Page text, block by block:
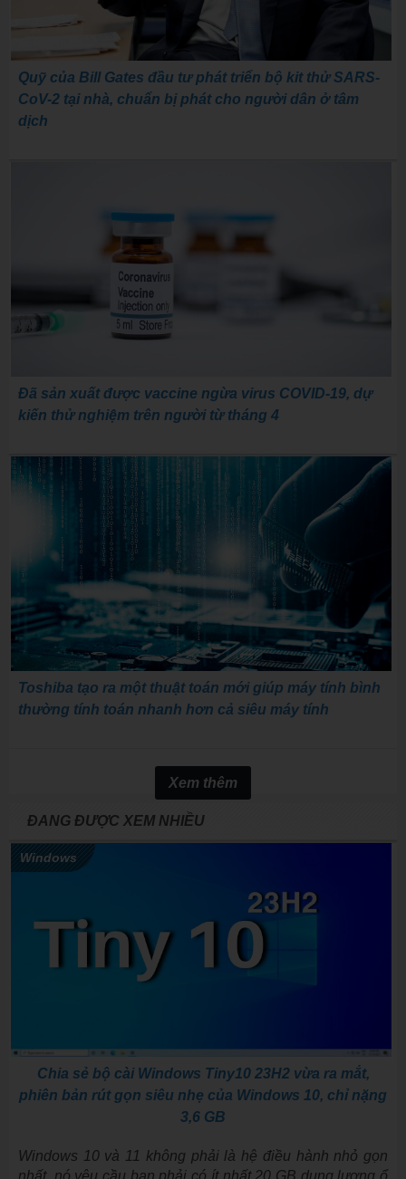
Quỹ của Bill Gates đầu tư phát triển bộ kit thử SARS-
CoV-2 tại nhà, chuẩn bị phát cho người dân ở tâm
dịch
Đã sản xuất được vaccine ngừa virus COVID-19, dự
kiến thử nghiệm trên người từ tháng 4
Toshiba tạo ra một thuật toán mới giúp máy tính bình
thường tính toán nhanh hơn cả siêu máy tính
Xem thêm
ĐANG ĐƯỢC XEM NHIỀU
Windows
Chia sẻ bộ cài Windows Tiny10 23H2 vừa ra mắt,
phiên bản rút gọn siêu nhẹ của Windows 10, chỉ nặng
3,6 GB
Windows 10 và 11 không phải là hệ điều hành nhỏ gọn